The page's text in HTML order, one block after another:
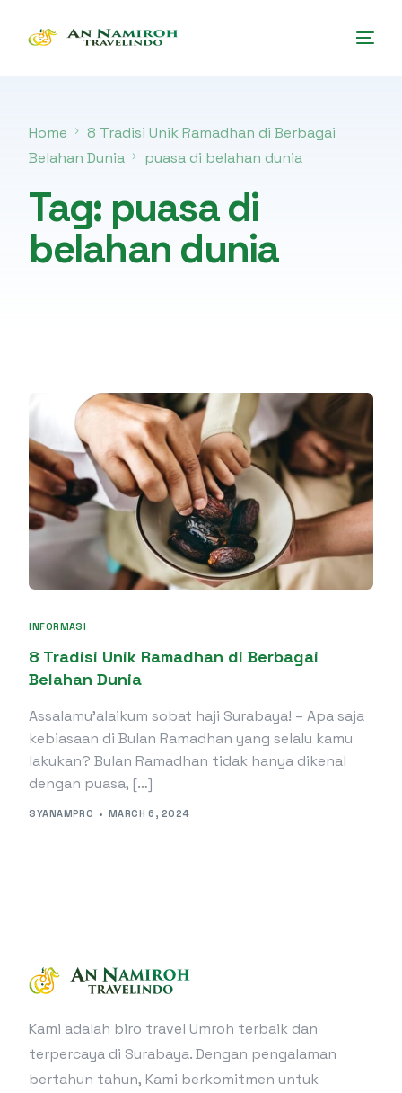
Home
8 Tradisi Unik Ramadhan di Berbagai
Belahan Dunia
puasa di belahan dunia
Tag: puasa di
belahan dunia
INFORMASI
8 Tradisi Unik Ramadhan di Berbagai
Belahan Dunia
Assalamu’alaikum sobat haji Surabaya! – Apa saja
kebiasaan di Bulan Ramadhan yang selalu kamu
lakukan? Bulan Ramadhan tidak hanya dikenal
dengan puasa, […]
SYANAMPRO MARCH 6, 2024
Kami adalah biro travel Umroh terbaik dan
terpercaya di Surabaya. Dengan pengalaman
bertahun tahun, Kami berkomitmen untuk